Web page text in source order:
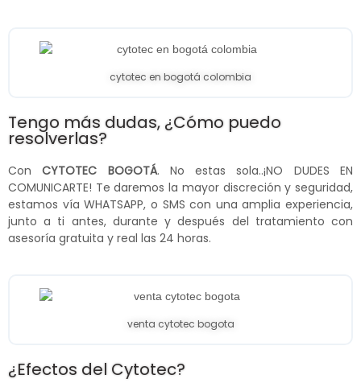
cytotec en bogotá colombia
Tengo más dudas, ¿Cómo puedo
resolverlas?
ConCYTOTEC BOGOTÁ. No estas sola..¡NO DUDES EN
COMUNICARTE! Te daremos la mayor discreción y seguridad,
estamos vía WHATSAPP, o SMS con una amplia experiencia,
junto a ti antes, durante y después del tratamiento con
asesoría gratuita y real las 24 horas.
venta cytotec bogota
¿Efectos del Cytotec?